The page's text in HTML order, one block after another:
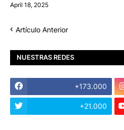
April 18, 2025
Artículo Anterior
NUESTRAS REDES
+173.000
+21.000